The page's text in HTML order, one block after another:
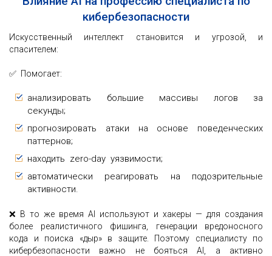
кибербезопасности
Искусственный интеллект становится и угрозой, и
спасителем:
✅ Помогает:
анализировать большие массивы логов за
секунды;
прогнозировать атаки на основе поведенческих
паттернов;
находить zero-day уязвимости;
автоматически реагировать на подозрительные
активности.
❌ В то же время AI используют и хакеры — для создания
более реалистичного фишинга, генерации вредоносного
кода и поиска «дыр» в защите. Поэтому специалисту по
кибербезопасности важно не бояться AI, а активно